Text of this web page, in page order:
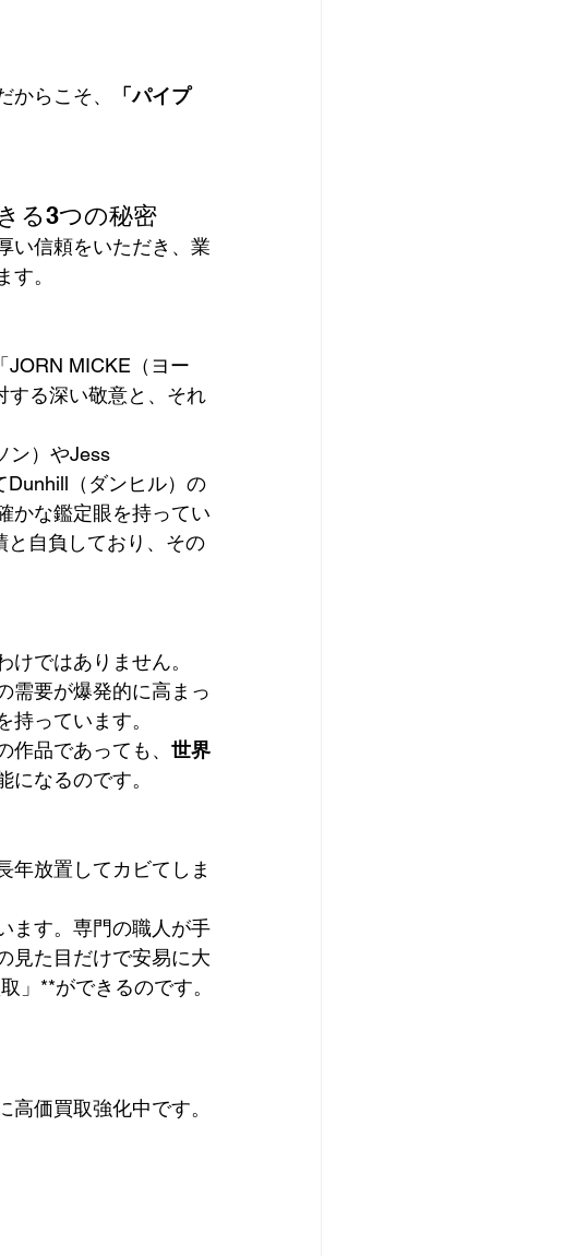
らこそ、
「パイプ
る3つの秘密
い信頼をいただき、業
。
JORN MICKE（ヨー
する深い敬意と、それ
ン）やJess
Dunhill（ダンヒル）の
かな鑑定眼を持ってい
と自負しており、その
けではありません。
需要が爆発的に高まっ
っています。
作品であっても、 世界
なるのです。
年放置してカビてしま
ます。専門の職人が手
見た目だけで安易に大
」**ができるのです。
価買取強化中です。